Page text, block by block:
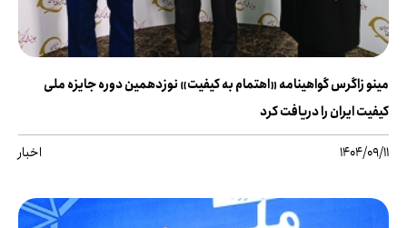
مینو زاگرس گواهینامه «اهتمام به کیفیت» نوزدهمین دوره جایزه ملی
کیفیت ایران را دریافت کرد
1404/09/11 اخبار